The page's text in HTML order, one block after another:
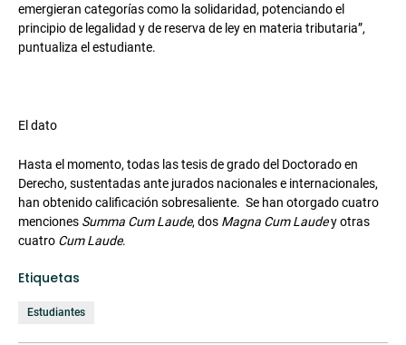
emergieran categorías como la solidaridad, potenciando el
principio de legalidad y de reserva de ley en materia tributaria”,
puntualiza el estudiante.
El dato
Hasta el momento, todas las tesis de grado del Doctorado en
Derecho, sustentadas ante jurados nacionales e internacionales,
han obtenido calificación sobresaliente. Se han otorgado cuatro
menciones Summa Cum Laude, dos Magna Cum Laudey otras
cuatro Cum Laude.
Etiquetas
Estudiantes